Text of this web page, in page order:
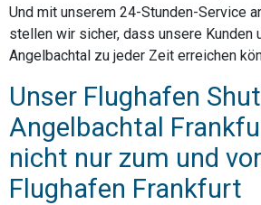
Und mit unserem 24-Stunden-Service
stellen wir sicher, dass unsere Kunden
Angelbachtal zu jeder Zeit erreichen
Unser Flughafen
Angelbachtal
nicht nur zum und
Flughafen Frankfurt